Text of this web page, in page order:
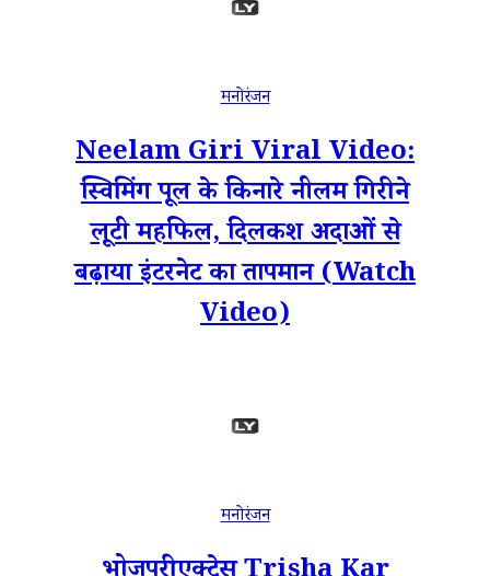
मनोरंजन
Neelam Giri Viral Video:
स्विमिंग पूल के किनारे नीलम गिरी ने
लूटी महफिल, दिलकश अदाओं से
बढ़ाया इंटरनेट का तापमान (Watch
Video)
मनोरंजन